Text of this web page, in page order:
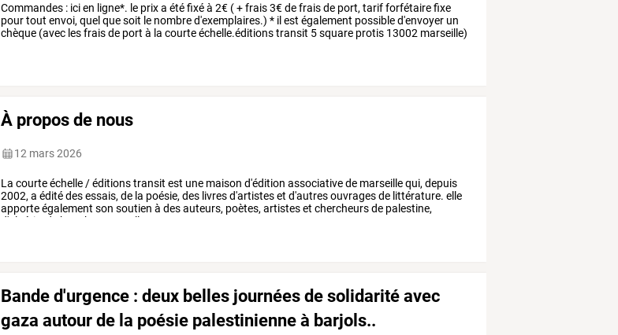
Commandes : ici en ligne*. le prix a été fixé à 2€ ( + frais 3€ de frais de port, tarif forfétaire fixe
pour tout envoi, quel que soit le nombre d'exemplaires.) * il est également possible d'envoyer un
chèque (avec les frais de port à la courte échelle.éditions transit 5 square protis 13002 marseille)
À propos de nous
12 mars 2026
La courteéchelle/éditionstransit est une maison d'édition associativede marseillequi,depuis
2002,a éditédesessais,de la poésie,des livresd'artisteset d'autresouvragesde littérature. elle
apporteégalement son soutien à desauteurs, poètes,artisteset chercheursde palestine,
d'algérie,
de kanaky nouvelle
Bande d'urgence : deux belles journées de solidarité avec
gaza autour de la poésie palestinienne à barjols..